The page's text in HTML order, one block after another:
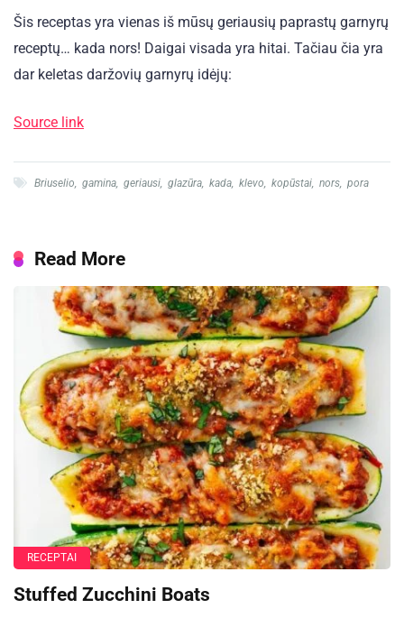
Šis receptas yra vienas iš mūsų geriausių paprastų garnyrų
receptų… kada nors! Daigai visada yra hitai. Tačiau čia yra
dar keletas daržovių garnyrų idėjų:
Source link
Briuselio gamina geriausi glazūra kada klevo kopūstai nors pora
Read More
RECEPTAI
Stuffed Zucchini Boats